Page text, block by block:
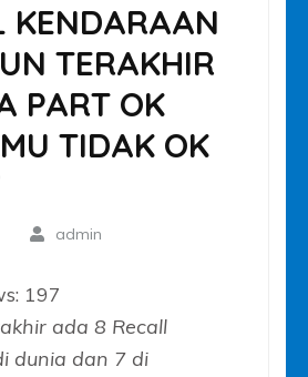
KENDARAAN
TERAKHIR
PART OK
TIDAK OK
admin
197
ada 8 Recall
dunia dan 7 di